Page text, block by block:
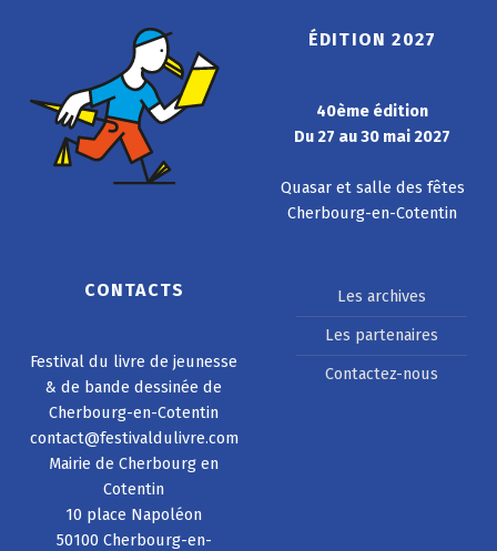
ÉDITION 2027
40ème édition
Du 27 au 30 mai 2027
Quasar et salle des fêtes
Cherbourg-en-Cotentin
CONTACTS
Festival du livre de jeunesse
& de bande dessinée de
Cherbourg-en-Cotentin
contact@festivaldulivre.com
Mairie de Cherbourg en
Cotentin
10 place Napoléon
50100 Cherbourg-en-
Les archives
Les partenaires
Contactez-nous